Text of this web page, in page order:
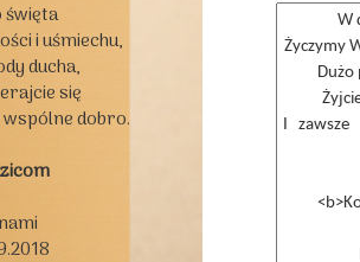
święta
i uśmiechu,
ducha,
się
wspólne dobro.